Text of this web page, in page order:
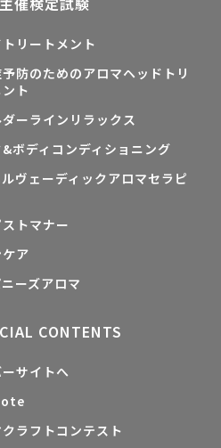
リートメント
防のためのアロマヘッドトリ
ト
ーラインリラックス
ボディコンディショニング
ヴェーディックアロマセラピ
トマナー
ア
ーズアロマ
CONTENTS
サイトへ
ラフトコンテスト